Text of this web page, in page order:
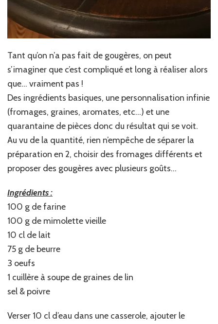
Tant qu’on n’a pas fait de gougères, on peut
s’imaginer que c’est compliqué et long à réaliser alors
que… vraiment pas !
Des ingrédients basiques, une personnalisation infinie
(fromages, graines, aromates, etc…) et une
quarantaine de pièces donc du résultat qui se voit.
Au vu de la quantité, rien n’empêche de séparer la
préparation en 2, choisir des fromages différents et
proposer des gougères avec plusieurs goûts…
Ingrédients :
100 g de farine
100 g de mimolette vieille
10 cl de lait
75 g de beurre
3 oeufs
1 cuillère à soupe de graines de lin
sel & poivre
Verser 10 cl d’eau dans une casserole, ajouter le